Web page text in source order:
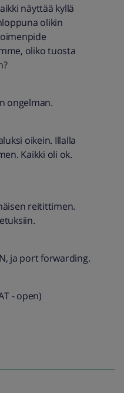
näyttää kyllä
olikin
oliko tuosta
ongelman.
oikein. Illalla
Kaikki oli ok.
reitittimen.
ja port forwarding.
- open)